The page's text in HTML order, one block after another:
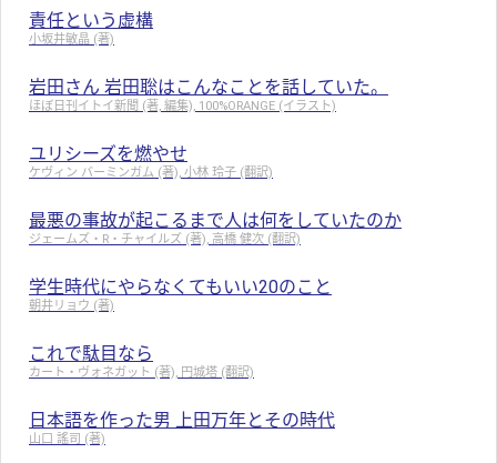
責任という虚構
小坂井敏晶 (著)
岩田さん 岩田聡はこんなことを話していた。
ほぼ日刊イトイ新聞 (著, 編集), 100%ORANGE (イラスト)
ユリシーズを燃やせ
ケヴィン バーミンガム (著), 小林 玲子 (翻訳)
最悪の事故が起こるまで人は何をしていたのか
ジェームズ・R・チャイルズ (著), 高橋 健次 (翻訳)
学生時代にやらなくてもいい20のこと
朝井リョウ (著)
これで駄目なら
カート・ヴォネガット (著), 円城塔 (翻訳)
日本語を作った男 上田万年とその時代
山口 謠司 (著)